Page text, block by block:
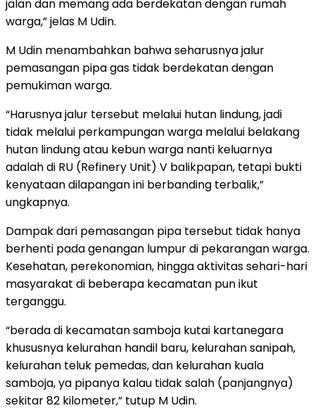
jalan dan memang ada berdekatan dengan rumah
warga,” jelas M Udin.
M Udin menambahkan bahwa seharusnya jalur
pemasangan pipa gas tidak berdekatan dengan
pemukiman warga.
“Harusnya jalur tersebut melalui hutan lindung, jadi
tidak melalui perkampungan warga melalui belakang
hutan lindung atau kebun warga nanti keluarnya
adalah di RU (Refinery Unit) V balikpapan, tetapi bukti
kenyataan dilapangan ini berbanding terbalik,”
ungkapnya.
Dampak dari pemasangan pipa tersebut tidak hanya
berhenti pada genangan lumpur di pekarangan warga.
Kesehatan, perekonomian, hingga aktivitas sehari-hari
masyarakat di beberapa kecamatan pun ikut
terganggu.
“berada di kecamatan samboja kutai kartanegara
khususnya kelurahan handil baru, kelurahan sanipah,
kelurahan teluk pemedas, dan kelurahan kuala
samboja, ya pipanya kalau tidak salah (panjangnya)
sekitar 82 kilometer,” tutup M Udin.